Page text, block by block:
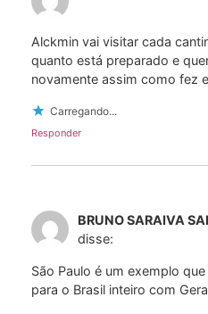
Alckmin vai visitar cada
quanto está preparado e
novamente assim como fez
Carregando...
Responder
BRUNO SARAIVA
disse:
São Paulo é um exemplo
para o Brasil inteiro com